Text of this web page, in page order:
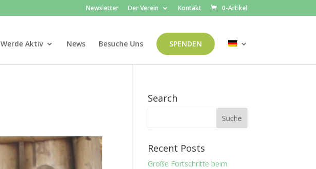
Newsletter Der Verein Kontakt 0-Artikel
Werde Aktiv News Besuche Uns SPENDEN
Search
Recent Posts
Große Fortschritte beim